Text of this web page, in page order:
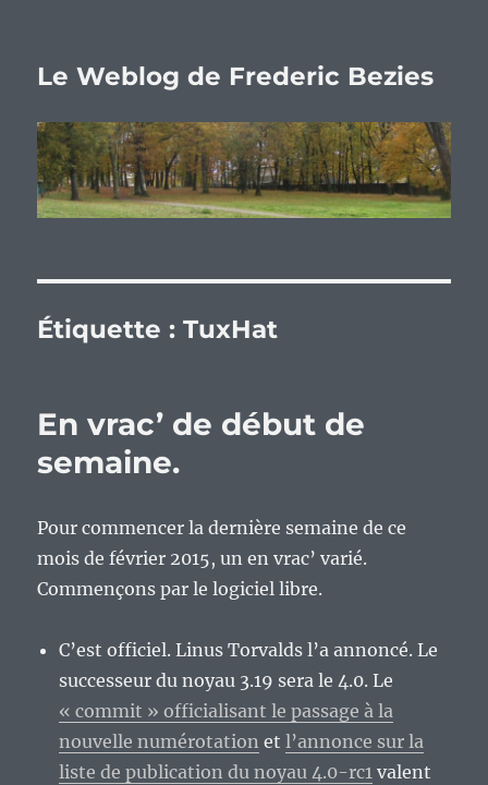
Le Weblog de Frederic Bezies
Étiquette :TuxHat
En vrac’ de début de
semaine.
Pour commencer la dernière semaine de ce
mois de février 2015, un en vrac’ varié.
Commençons par le logiciel libre.
C’est officiel. Linus Torvalds l’a annoncé. Le
successeur du noyau 3.19 sera le 4.0. Le
« commit » officialisant le passage à la
nouvelle numérotation etl’annonce sur la
liste de publication du noyau 4.0-rc1 valent